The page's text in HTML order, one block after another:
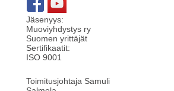
Jäsenyys:
Muoviyhdystys ry
Suomen yrittäjät
Sertifikaatit:
ISO 9001
Toimitusjohtaja Samuli